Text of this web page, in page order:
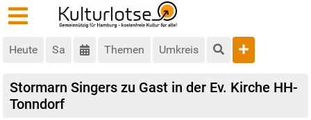
Heute Sa Themen Umkreis
Stormarn Singers zu Gast in der Ev. Kirche HH-
Tonndorf